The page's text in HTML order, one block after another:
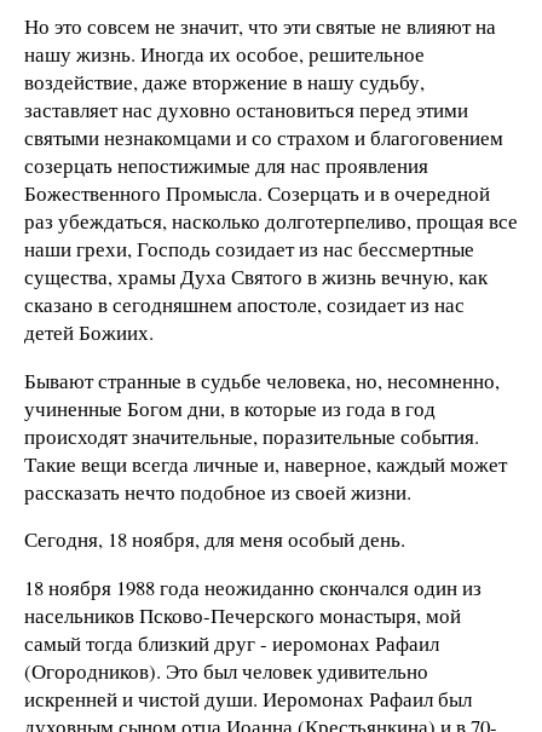
Но это совсем не значит, что эти святые не влияют на
нашу жизнь. Иногда их особое, решительное
воздействие, даже вторжение в нашу судьбу,
заставляет нас духовно остановиться перед этими
святыми незнакомцами и со страхом и благоговением
созерцать непостижимые для нас проявления
Божественного Промысла. Созерцать и в очередной
раз убеждаться, насколько долготерпеливо, прощая все
наши грехи, Господь созидает из нас бессмертные
существа, храмы Духа Святого в жизнь вечную, как
сказано в сегодняшнем апостоле, созидает из нас
детей Божиих.
Бывают странные в судьбе человека, но, несомненно,
учиненные Богом дни, в которые из года в год
происходят значительные, поразительные события.
Такие вещи всегда личные и, наверное, каждый может
рассказать нечто подобное из своей жизни.
Сегодня, 18 ноября, для меня особый день.
18 ноября 1988 года неожиданно скончался один из
насельников Псково-Печерского монастыря, мой
самый тогда близкий друг - иеромонах Рафаил
(Огородников). Это был человек удивительно
искренней и чистой души. Иеромонах Рафаил был